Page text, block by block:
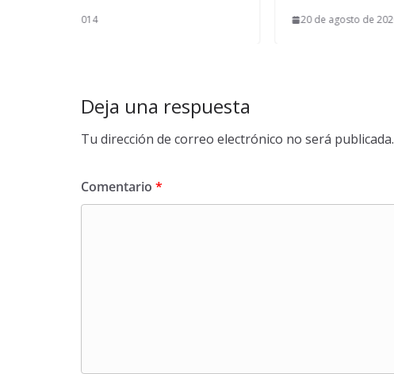
Deja una respuesta
Tu dirección de correo electrónico no será publicada.
Comentario *